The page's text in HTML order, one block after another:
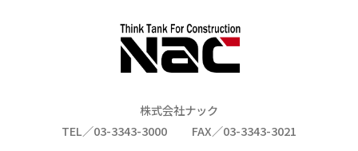
株式会社ナック
TEL／03-3343-3000
FAX／03-3343-3021